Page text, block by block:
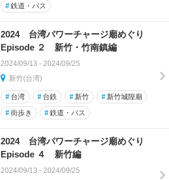
#鉄道・バス
2024 台湾パワーチャージ廟めぐり
Episode ２ 新竹・竹南鎮編
2024/09/13 - 2024/09/25
新竹(台湾)
# 台湾 # 台鉄 #新竹 #新竹城隍廟
#街歩き #鉄道・バス
2024 台湾パワーチャージ廟めぐり
Episode ４ 新竹編
2024/09/13 - 2024/09/25